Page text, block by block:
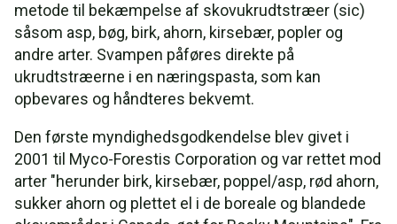
metode til bekæmpelse af skovukrudtstræer (sic)
såsom asp, bøg, birk, ahorn, kirsebær, popler og
andre arter. Svampen påføres direkte på
ukrudtstræerne i en næringspasta, som kan
opbevares og håndteres bekvemt.
Den første myndighedsgodkendelse blev givet i
2001 til Myco-Forestis Corporation og var rettet mod
arter "herunder birk, kirsebær, poppel/asp, rød ahorn,
sukker ahorn og plettet el i de boreale og blandede